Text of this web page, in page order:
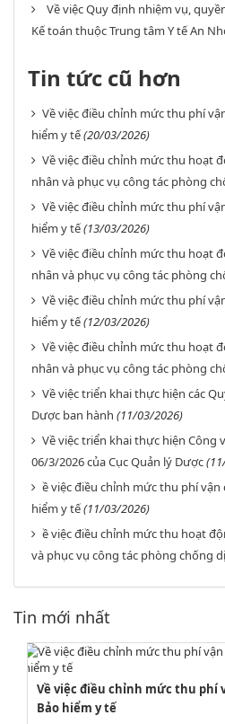
Về việc Quy định nhiệm vụ,
Kế toán thuộc Trung tâm Y tế An
Tin tức cũ hơn
Về việc điều chỉnh mức thu phí
hiểm y tế(20/03/2026)
Về việc điều chỉnh mức thu hoạt
nhân và phục vụ công tác phòng
Về việc điều chỉnh mức thu phí
hiểm y tế(13/03/2026)
Về việc điều chỉnh mức thu hoạt
nhân và phục vụ công tác phòng
Về việc điều chỉnh mức thu phí
hiểm y tế(12/03/2026)
Về việc điều chỉnh mức thu hoạt
nhân và phục vụ công tác phòng
Về việc triển khai thực hiện các
Dược ban hành (11/03/2026)
Về việc triển khai thực hiện Công
06/3/2026 của Cục Quản lý Dược
ề việc điều chỉnh mức thu phí
hiểm y tế(11/03/2026)
ề việc điều chỉnh mức thu hoạt
và phục vụ công tác phòng chống
Tin mới nhất
Về việc điều chỉnh mức thu phí
Bảo hiểm y tế